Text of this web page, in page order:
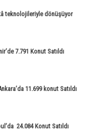
teknolojileriyle dönüşüyor
7.791 Konut Satıldı
11.699 konut Satıldı
24.084 Konut Satıldı